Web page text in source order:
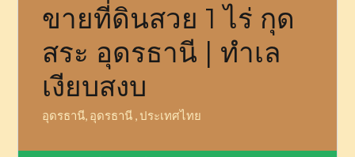
ขายที่ดินสวย 1 ไร่ กุด
สระ อุดรธานี | ทำเล
เงียบสงบ
อุดรธานี, อุดรธานี , ประเทศไทย